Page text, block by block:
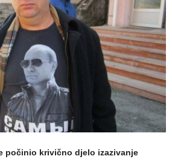
počinio krivično djelo izazivanje